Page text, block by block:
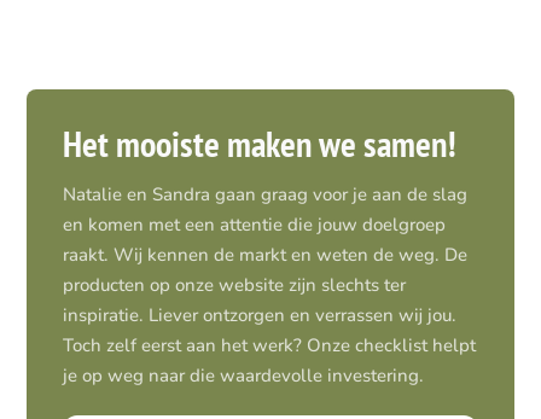
Het mooiste maken we samen!
Natalie en Sandra gaan graag voor je aan de slag
en komen met een attentie die jouw doelgroep
raakt. Wij kennen de markt en weten de weg. De
producten op onze website zijn slechts ter
inspiratie. Liever ontzorgen en verrassen wij jou.
Toch zelf eerst aan het werk? Onze checklist helpt
je op weg naar die waardevolle investering.